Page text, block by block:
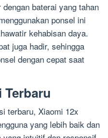
baterai yang tahan
ponsel ini
kehabisan daya.
juga hadir, sehingga
dengan cepat saat
Terbaru
terbaru, Xiaomi 12x
yang lebih baik dan